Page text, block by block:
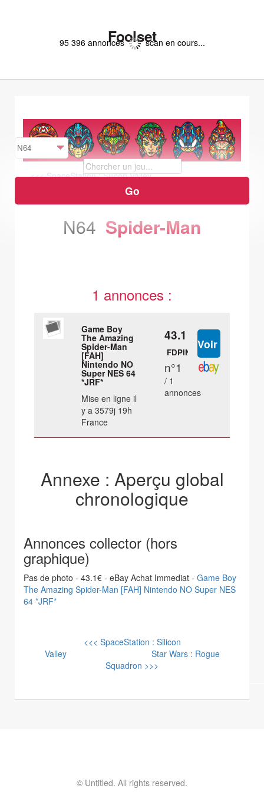
Foolset
95 396 annonces scan en cours...
<<< SpaceStation : Silicon Valley
Star Wars : Rogue Squadron >>>
N64 Spider-Man
1 annonces :
Game Boy
The Amazing
Spider-Man
[FAH]
Nintendo NO
Super NES 64
*JRF*
Mise en ligne il
y a 3579j 19h
France
43.1 €
FDPIN
n°1
/ 1
annonces
Annexe : Aperçu global
chronologique
Annonces collector (hors
graphique)
Pas de photo - 43.1€ - eBay Achat Immediat - Game Boy
The Amazing Spider-Man [FAH] Nintendo NO Super NES
64 *JRF*
<<< SpaceStation : Silicon
Valley
Star Wars : Rogue
Squadron >>>
© Untitled. All rights reserved.